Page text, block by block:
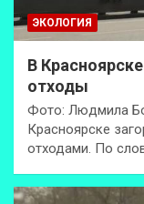
ЭКОЛОГИЯ
В
отходы
Фото: Людмила
Красноярске
отходами. По